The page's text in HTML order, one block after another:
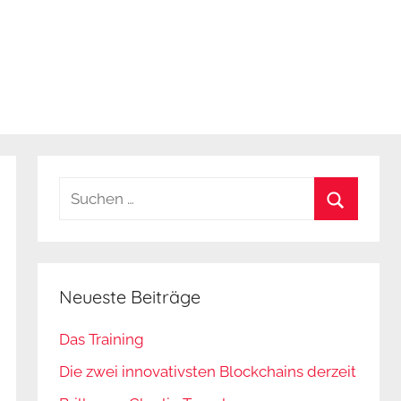
Suchen
Neueste Beiträge
Das Training
Die zwei innovativsten Blockchains derzeit